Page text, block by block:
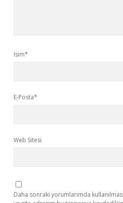
İsim*
E-Posta*
Web Sitesi
Daha sonraki yorumlarımda